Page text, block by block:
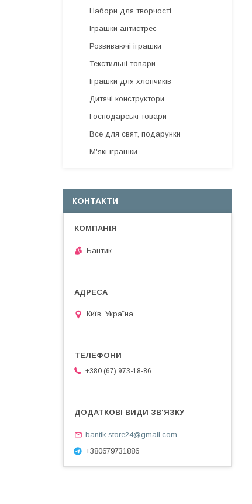
Набори для творчості
Іграшки антистрес
Розвиваючі іграшки
Текстильні товари
Іграшки для хлопчиків
Дитячі конструктори
Господарські товари
Все для свят, подарунки
М'які іграшки
КОНТАКТИ
Бантик
Київ, Україна
+380 (67) 973-18-86
bantik.store24@gmail.com
+380679731886